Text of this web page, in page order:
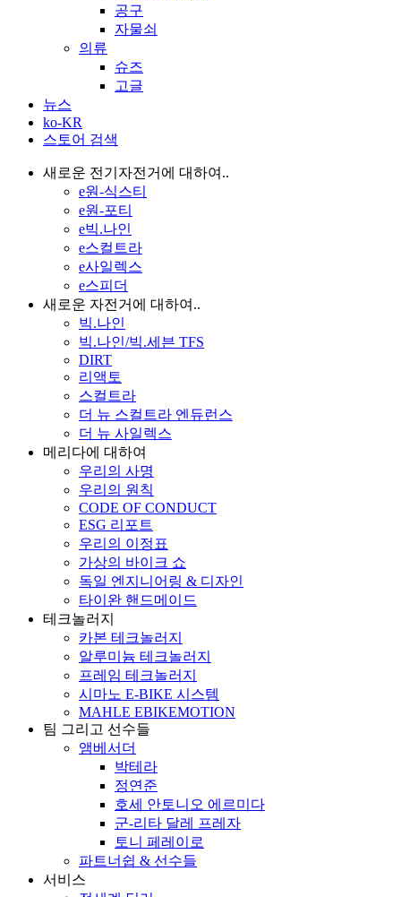
공구
자물쇠
의류
슈즈
고글
뉴스
ko-KR
스토어 검색
새로운 전기자전거에 대하여..
e원-식스티
e원-포티
e빅.나인
e스컬트라
e사일렉스
e스피더
새로운 자전거에 대하여..
빅.나인
빅.나인/빅.세븐 TFS
DIRT
리액토
스컬트라
더 뉴 스컬트라 엔듀런스
더 뉴 사일렉스
메리다에 대하여
우리의 사명
우리의 원칙
CODE OF CONDUCT
ESG 리포트
우리의 이정표
가상의 바이크 쇼
독일 엔지니어링 & 디자인
타이완 핸드메이드
테크놀러지
카본 테크놀러지
알루미늄 테크놀러지
프레임 테크놀러지
시마노 E-BIKE 시스템
MAHLE EBIKEMOTION
팀 그리고 선수들
앰베서더
박테라
정연준
호세 안토니오 에르미다
군-리타 달레 프레자
토니 페레이로
파트너쉽 & 선수들
서비스